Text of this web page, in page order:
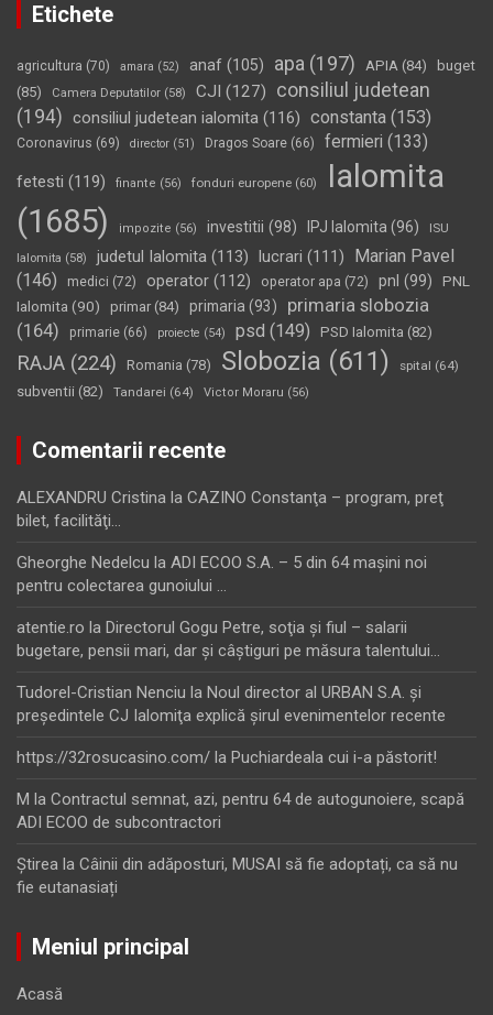
Etichete
agricultura (70) amara (52) anaf (105) apa (197) APIA (84)
buget
(85)
Camera Deputatilor (58) CJI (127)
consiliul judetean
(194) consiliul judetean ialomita (116) constanta (153)
Coronavirus (69) director (51) Dragos Soare (66) fermieri (133)
fetesti (119) finante (56) fonduri europene (60)
Ialomita
(1685)
impozite (56) investitii (98) IPJ Ialomita (96) ISU
Ialomita (58) judetul Ialomita (113) lucrari (111)
Marian Pavel
(146)
medici (72) operator (112) operator apa (72) pnl (99)
PNL
Ialomita (90) primar(84) primaria (93)
primaria slobozia
(164)
primarie (66) proiecte (54) psd (149) PSD Ialomita (82)
RAJA (224) Romania (78) Slobozia (611) spital (64)
subventii (82) Tandarei (64) Victor Moraru (56)
Comentarii recente
ALEXANDRU Cristina la CAZINO Constanţa – program, preţ
bilet, facilităţi…
Gheorghe Nedelcu la ADI ECOO S.A. – 5 din 64 maşini noi
pentru colectarea gunoiului …
atentie.ro la Directorul Gogu Petre, soţia şi fiul – salarii
bugetare, pensii mari, dar şi câştiguri pe măsura talentului…
Tudorel-Cristian Nenciu la Noul director al URBAN S.A. şi
preşedintele CJ Ialomiţa explică şirul evenimentelor recente
https://32rosucasino.com/ la Puchiardeala cui i-a păstorit!
M la Contractul semnat, azi, pentru 64 de autogunoiere, scapă
ADI ECOO de subcontractori
Ştirea la Câinii din adăposturi, MUSAI să fie adoptați, ca să nu
fie eutanasiați
Meniul principal
Acasă